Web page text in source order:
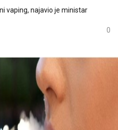
vaping, najavio je ministar
0